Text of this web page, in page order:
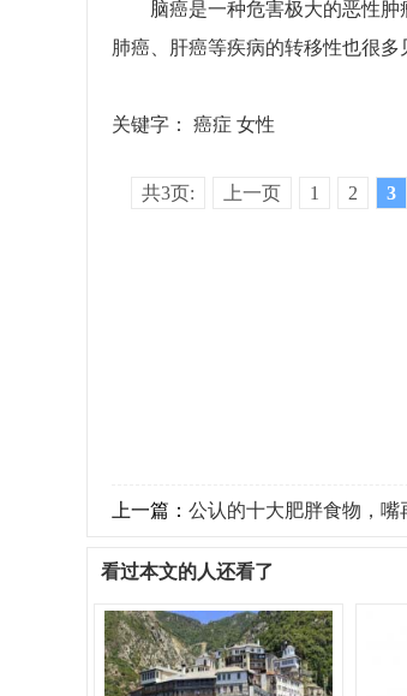
脑癌是一种危害极大的恶性肿
肺癌、肝癌等疾病的转移性也很多
关键字： 癌症 女性
共3页: 上一页 1 2 3
上一篇： 公认的十大肥胖食物，嘴
看过本文的人还看了